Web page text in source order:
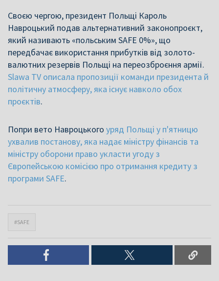
Своєю чергою, президент Польщі Кароль
Навроцький подав альтернативний законопроєкт,
який називають «польським SAFE 0%», що
передбачає використання прибутків від золото-
валютних резервів Польщі на переозброєння армії.
Slawa TV описала пропозиції команди президента й
політичну атмосферу, яка існує навколо обох
проєктів.
Попри вето Навроцького уряд Польщі у п'ятницю
ухвалив постанову, яка надає міністру фінансів та
міністру оборони право укласти угоду з
Європейською комісією про отримання кредиту з
програми SAFE.
#SAFE